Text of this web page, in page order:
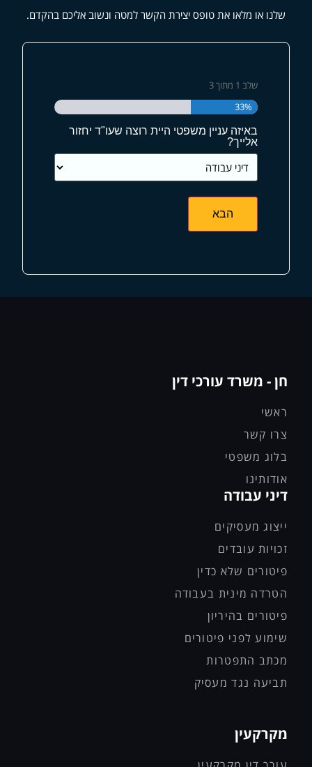
שלנו או מלאו את טופס יצירת הקשר למטה ונשוב אליכם בהקדם.
שלב 1 מתוך3
33%
באיזה עניין משפטי היית רוצה שעו"ד יחזור
אלייך?
חן - משרד עורכי דין
ראשי
צרו קשר
בלוג משפטי
אודותינו
דיני עבודה
ייצוג מעסיקים
זכויות עובדים
פיטורים שלא כדין
הטרדה מינית בעבודה
פיטורים בהיריון
שימוע לפני פיטורים
מכתב התפטרות
תביעה נגד מעסיק
מקרקעין